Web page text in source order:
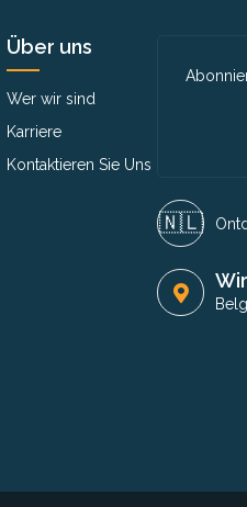
Über uns
Wer wir sind
Karriere
Kontaktieren Sie Uns
🇳🇱​